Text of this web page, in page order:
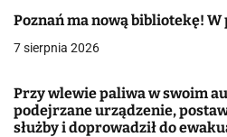
a
c
j
a
Poznań ma nową bibliotekę!
7 sierpnia 2026
Przy wlewie paliwa w swoim
podejrzane urządzenie,
służby i doprowadził do